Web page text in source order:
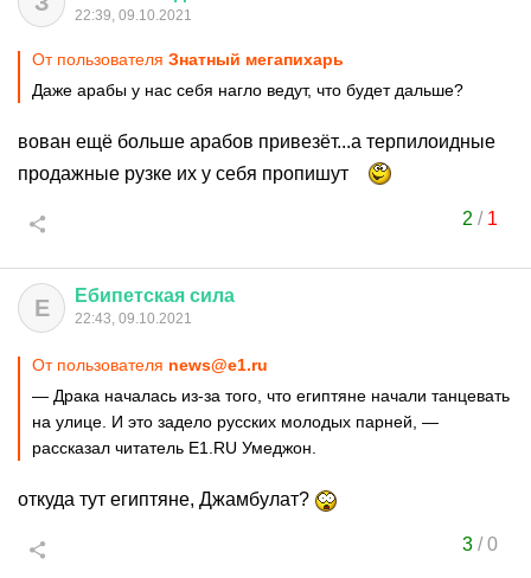
22:39, 09.10.2021
От пользователя Знатный мегапихарь
Даже арабы у нас себя нагло ведут, что будет дальше?
вован ещё больше арабов привезёт...а терпилоидные
продажные рузке их у себя пропишут
2 / 1
Е Ебипетская сила
22:43, 09.10.2021
От пользователя news@e1.ru
— Драка началась из-за того, что египтяне начали танцевать
на улице. И это задело русских молодых парней, —
рассказал читатель Е1.RU Умеджон.
откуда тут египтяне, Джамбулат?
3/0